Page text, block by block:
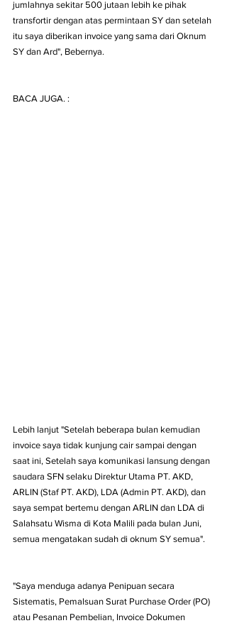
jumlahnya sekitar 500 jutaan lebih ke pihak
transfortir dengan atas permintaan SY dan setelah
itu saya diberikan invoice yang sama dari Oknum
SY dan Ard", Bebernya.
BACA JUGA. :
Lebih lanjut "Setelah beberapa bulan kemudian
invoice saya tidak kunjung cair sampai dengan
saat ini, Setelah saya komunikasi lansung dengan
saudara SFN selaku Direktur Utama PT. AKD,
ARLIN (Staf PT. AKD), LDA (Admin PT. AKD), dan
saya sempat bertemu dengan ARLIN dan LDA di
Salahsatu Wisma di Kota Malili pada bulan Juni,
semua mengatakan sudah di oknum SY semua".
"Saya menduga adanya Penipuan secara
Sistematis, Pemalsuan Surat Purchase Order (PO)
atau Pesanan Pembelian, Invoice Dokumen